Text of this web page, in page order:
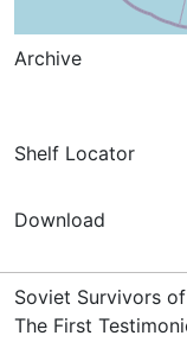
Archive
Shelf Locator
Download
Soviet Survivors
The First